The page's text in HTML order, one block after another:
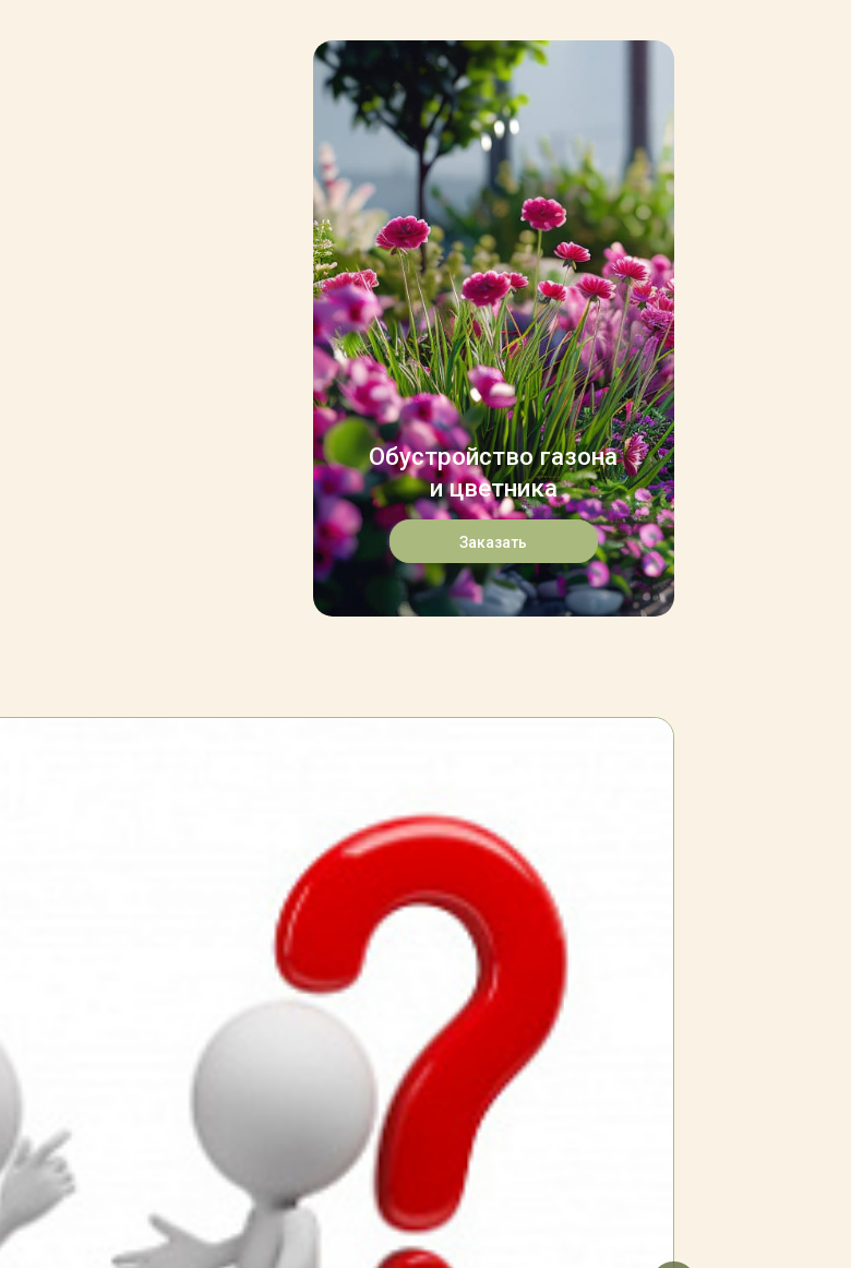
Обустройство газона
и цветника
Заказать